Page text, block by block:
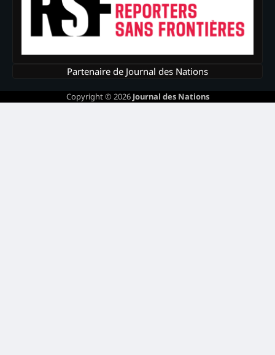
Partenaire de Journal des Nations
Copyright © 2026 Journal des Nations